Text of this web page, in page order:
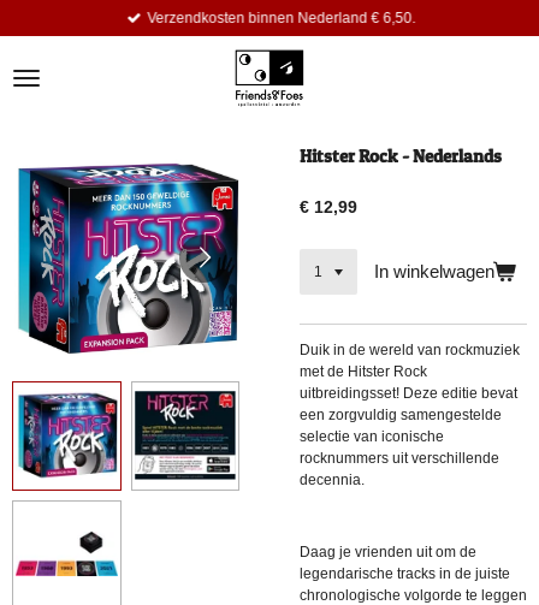
de
Verzendkosten binnen Nederland € 6,50.
Hitster Rock - Nederlands
€ 12,99
In winkelwagen
Duik in de wereld van rockmuziek
met de Hitster Rock
uitbreidingsset! Deze editie bevat
een zorgvuldig samengestelde
selectie van iconische
rocknummers uit verschillende
decennia.
Daag je vrienden uit om de
legendarische tracks in de juiste
chronologische volgorde te leggen